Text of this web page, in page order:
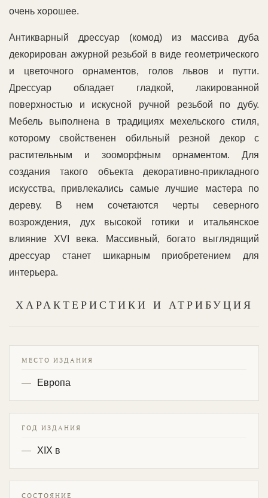
очень хорошее.
Антикварный дрессуар (комод) из массива дуба
декорирован ажурной резьбой в виде геометрического
и цветочного орнаментов, голов львов и путти.
Дрессуар обладает гладкой, лакированной
поверхностью и искусной ручной резьбой по дубу.
Мебель выполнена в традициях мехельского стиля,
которому свойственен обильный резной декор с
растительным и зооморфным орнаментом. Для
создания такого объекта декоративно-прикладного
искусства, привлекались самые лучшие мастера по
дереву. В нем сочетаются черты северного
возрождения, дух высокой готики и итальянское
влияние XVI века. Массивный, богато выглядящий
дрессуар станет шикарным приобретением для
интерьера.
ХАРАКТЕРИСТИКИ И АТРИБУЦИЯ
МЕСТО ИЗДАНИЯ
Европа
ГОД ИЗДАНИЯ
XIX в
СОСТОЯНИЕ